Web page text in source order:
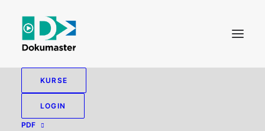
KURSE
LOGIN
PDF
Anmelden